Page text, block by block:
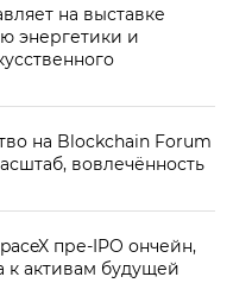
на выставке
энергетики и
на Blockchain Forum
вовлечённость
пре-IPO ончейн,
к активам будущей